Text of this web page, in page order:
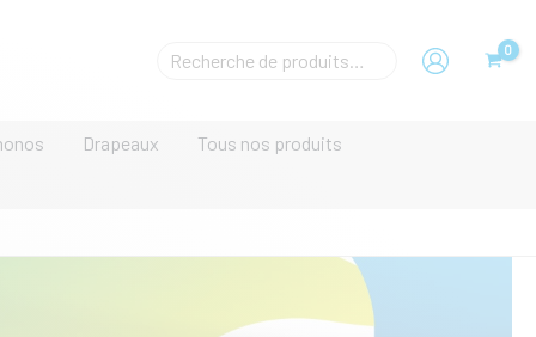
Rechecher
un
Drapeaux
Tous nos produits